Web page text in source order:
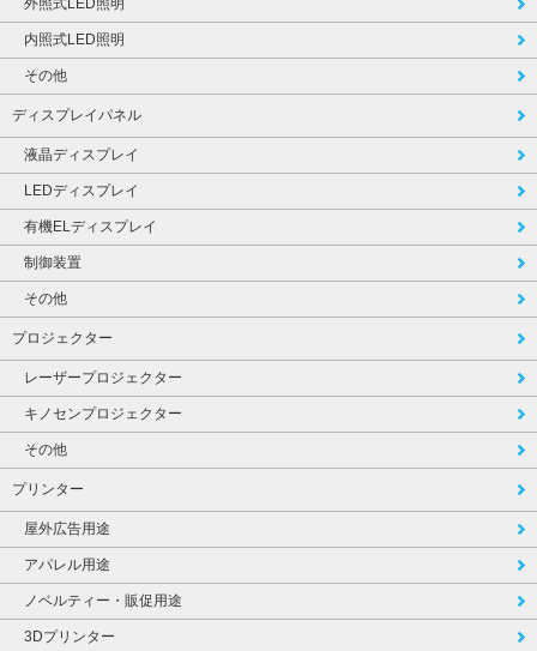
内照式LED照明
その他
ディスプレイパネル
液晶ディスプレイ
LEDディスプレイ
有機ELディスプレイ
制御装置
その他
プロジェクター
レーザープロジェクター
キノセンプロジェクター
その他
プリンター
屋外広告用途
アパレル用途
ノベルティー・販促用途
3Dプリンター